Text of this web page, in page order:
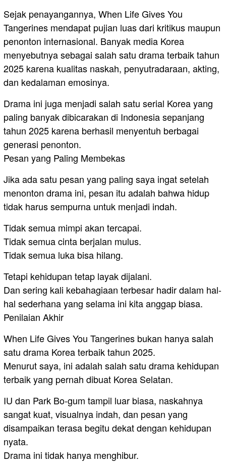
Sejak penayangannya, When Life Gives You
Tangerines mendapat pujian luas dari kritikus maupun
penonton internasional. Banyak media Korea
menyebutnya sebagai salah satu drama terbaik tahun
2025 karena kualitas naskah, penyutradaraan, akting,
dan kedalaman emosinya.
Drama ini juga menjadi salah satu serial Korea yang
paling banyak dibicarakan di Indonesia sepanjang
tahun 2025 karena berhasil menyentuh berbagai
generasi penonton.
Pesan yang Paling Membekas
Jika ada satu pesan yang paling saya ingat setelah
menonton drama ini, pesan itu adalah bahwa hidup
tidak harus sempurna untuk menjadi indah.
Tidak semua mimpi akan tercapai.
Tidak semua cinta berjalan mulus.
Tidak semua luka bisa hilang.
Tetapi kehidupan tetap layak dijalani.
Dan sering kali kebahagiaan terbesar hadir dalam hal-
hal sederhana yang selama ini kita anggap biasa.
Penilaian Akhir
When Life Gives You Tangerines bukan hanya salah
satu drama Korea terbaik tahun 2025.
Menurut saya, ini adalah salah satu drama kehidupan
terbaik yang pernah dibuat Korea Selatan.
IU dan Park Bo-gum tampil luar biasa, naskahnya
sangat kuat, visualnya indah, dan pesan yang
disampaikan terasa begitu dekat dengan kehidupan
nyata.
Drama ini tidak hanya menghibur.